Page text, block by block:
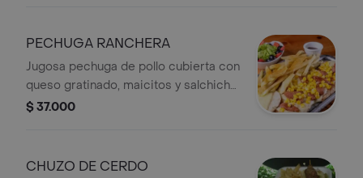
nuestra deliciosa salsa de la casa.
PECHUGA RANCHERA
Jugosa pechuga de pollo cubierta con
queso gratinado, maicitos y salchicha
ranchera, acompañada de arepa,
combina tradición y mucho sabor.
$ 37.000
CHUZO DE CERDO